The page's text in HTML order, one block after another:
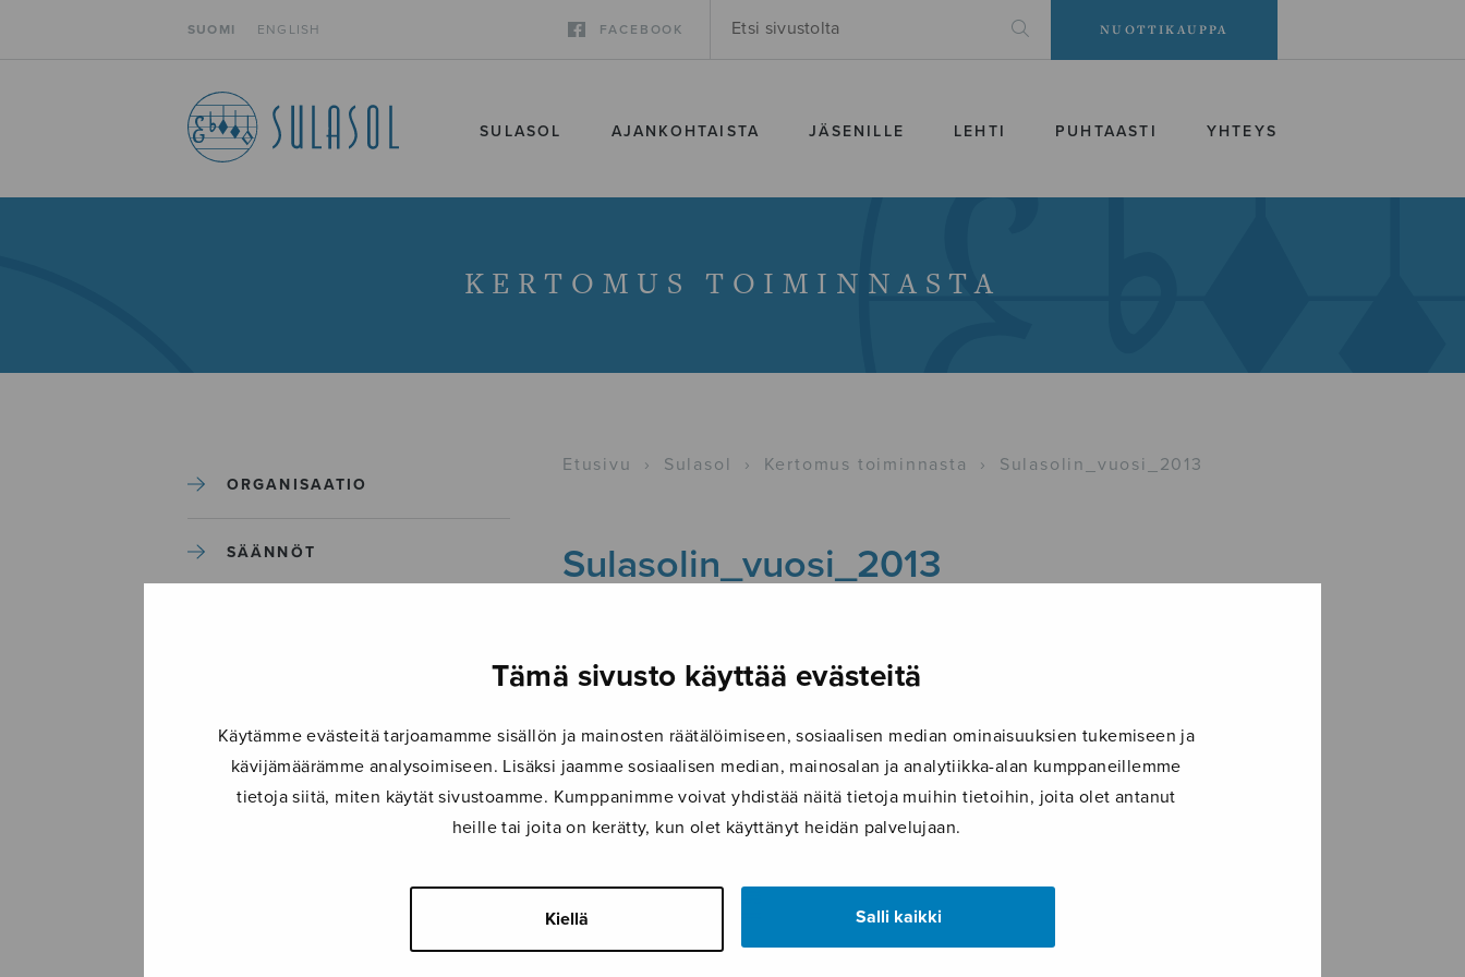
Tämä sivusto käyttää evästeitä
Käytämme evästeitä tarjoamamme sisällön ja mainosten räätälöimiseen, sosiaalisen median ominaisuuksien tukemiseen ja
kävijämäärämme analysoimiseen. Lisäksi jaamme sosiaalisen median, mainosalan ja analytiikka-alan kumppaneillemme
tietoja siitä, miten käytät sivustoamme. Kumppanimme voivat yhdistää näitä tietoja muihin tietoihin, joita olet antanut
heille tai joita on kerätty, kun olet käyttänyt heidän palvelujaan.
Kiellä Salli kaikki
SUOMI ENGLISH FACEBOOK NUOTTIKAUPPA
SULASOL AJANKOHTAISTA JÄSENILLE LEHTI PUHTAASTI YHTEYS
KERTOMUS TOIMINNASTA
ORGANISAATIO
SÄÄNNÖT
KERTOMUS TOIMINNASTA
Etusivu › Sulasol › Kertomus toiminnasta › Sulasolin_vuosi_2013
Sulasolin_vuosi_2013